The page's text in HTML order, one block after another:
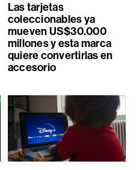
Las tarjetas
coleccionables ya
mueven US$30.000
millones y esta marca
quiere convertirlas en
accesorio